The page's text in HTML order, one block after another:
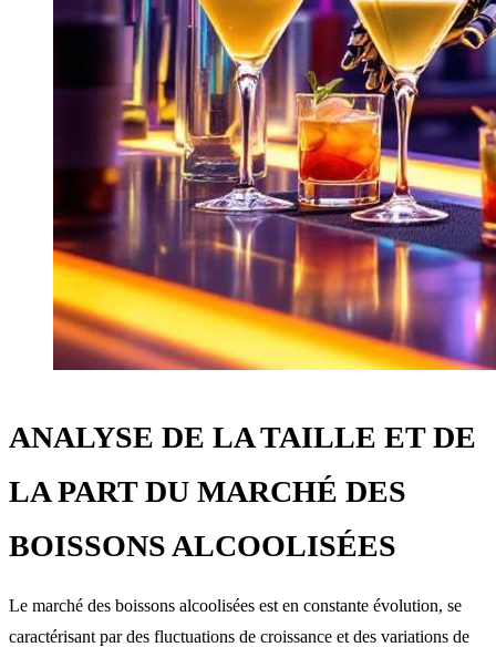
ANALYSE DE LA TAILLE ET DE
LA PART DU MARCHÉ DES
BOISSONS ALCOOLISÉES
Le marché des boissons alcoolisées est en constante évolution, se
caractérisant par des fluctuations de croissance et des variations de